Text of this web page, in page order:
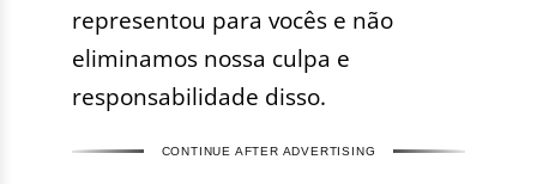
representou para vocês e não
eliminamos nossa culpa e
responsabilidade disso.
CONTINUE AFTER ADVERTISING